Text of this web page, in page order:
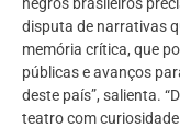
disputa de narrativas
memória crítica, que
públicas e avanços
deste país”, salienta.
teatro com curiosidade